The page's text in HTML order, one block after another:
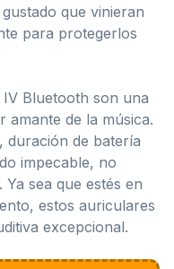
que vinieran
para protegerlos
Bluetooth son una
amante de la música.
duración de batería
impecable, no
sea que estés en
estos auriculares
excepcional.